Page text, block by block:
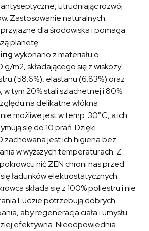
utrudniając rozwój
Zastosowanie naturalnych
dla środowiska i pomaga
planetę.
wykonano z materiału o
m2, składającego się z wiskozy
(58.6%), elastanu (6.83%) oraz
w tym 20% stali szlachetnej i 80%
na delikatne włókna
możliwe jest w temp. 30°C, a ich
się do 10 prań. Dzięki
zachowana jest ich higiena bez
w wyższych temperaturach. Z
nić ZEN chroni nas przed
ładunków elektrostatycznych.
składa się z 100% poliestru i nie
potrzebują dobrych
aby regeneracja ciała i umysłu
efektywna. Nieodpowiednia